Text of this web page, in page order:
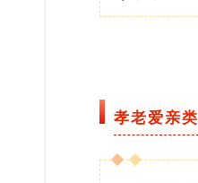
孝老爱亲类